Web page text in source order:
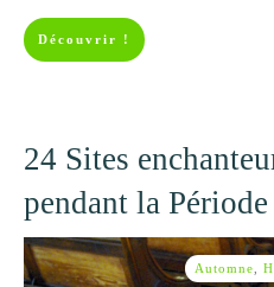
Découvrir !
24 Sites
pendant la
Automne